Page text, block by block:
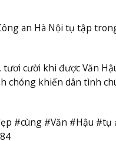
an Hà Nội tụ tập
cười khi được Văn
chóng khiến dân tình
#cùng #Văn #Hậu